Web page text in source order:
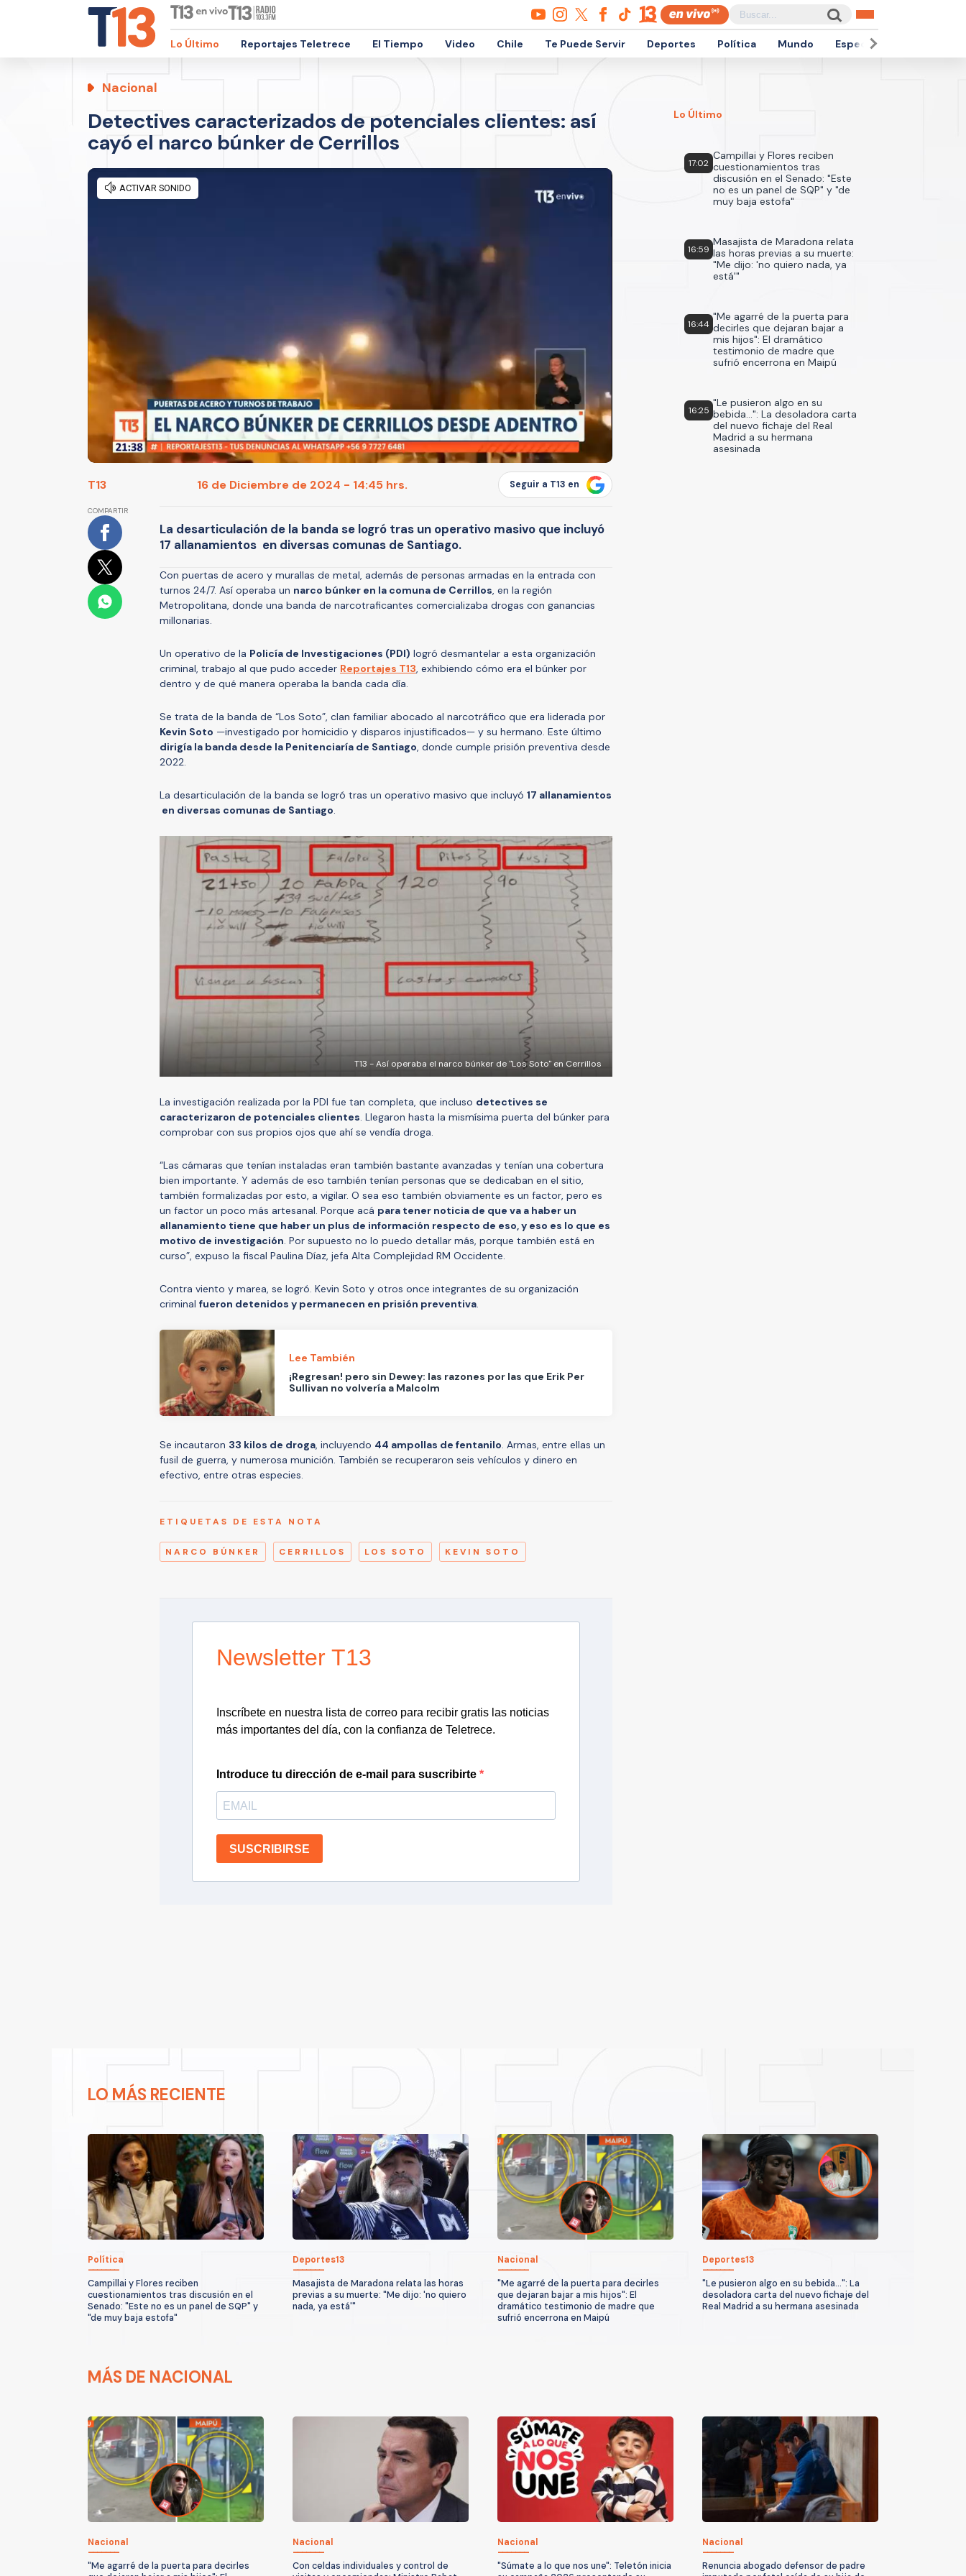
Lo Último Reportajes Teletrece El Tiempo Video Chile Te Puede Servir Deportes Política Mundo Espectáculos
Nacional
Detectives caracterizados de potenciales clientes: así
cayó el narco búnker de Cerrillos
T13 16 de Diciembre de 2024 - 14:45 hrs. Seguir a T13 en
COMPARTIR
La desarticulación de la banda se logró tras un operativo masivo que incluyó
17 allanamientos en diversas comunas de Santiago.
Con puertas de acero y murallas de metal, además de personas armadas en la entrada con
turnos 24/7. Así operaba un narco búnker en la comuna de Cerrillos, en la región
Metropolitana, donde una banda de narcotraficantes comercializaba drogas con ganancias
millonarias.
Un operativo de la Policía de Investigaciones (PDI) logró desmantelar a esta organización
criminal, trabajo al que pudo acceder Reportajes T13, exhibiendo cómo era el búnker por
dentro y de qué manera operaba la banda cada día.
Se trata de la banda de “Los Soto”, clan familiar abocado al narcotráfico que era liderada por
Kevin Soto —investigado por homicidio y disparos injustificados— y su hermano. Este último
dirigía la banda desde la Penitenciaría de Santiago, donde cumple prisión preventiva desde
2022.
La desarticulación de la banda se logró tras un operativo masivo que incluyó 17 allanamientos
en diversas comunas de Santiago.
T13 - Así operaba el narco búnker de "Los Soto" en Cerrillos
La investigación realizada por la PDI fue tan completa, que incluso detectives se
caracterizaron de potenciales clientes. Llegaron hasta la mismísima puerta del búnker para
comprobar con sus propios ojos que ahí se vendía droga.
“Las cámaras que tenían instaladas eran también bastante avanzadas y tenían una cobertura
bien importante. Y además de eso también tenían personas que se dedicaban en el sitio,
también formalizadas por esto, a vigilar. O sea eso también obviamente es un factor, pero es
un factor un poco más artesanal. Porque acá para tener noticia de que va a haber un
allanamiento tiene que haber un plus de información respecto de eso, y eso es lo que es
motivo de investigación. Por supuesto no lo puedo detallar más, porque también está en
curso”, expuso la fiscal Paulina Díaz, jefa Alta Complejidad RM Occidente.
Contra viento y marea, se logró. Kevin Soto y otros once integrantes de su organización
criminal fueron detenidos y permanecen en prisión preventiva.
Lee También
¡Regresan! pero sin Dewey: las razones por las que Erik Per
Sullivan no volvería a Malcolm
Se incautaron 33 kilos de droga, incluyendo 44 ampollas de fentanilo. Armas, entre ellas un
fusil de guerra, y numerosa munición. También se recuperaron seis vehículos y dinero en
efectivo, entre otras especies.
ETIQUETAS DE ESTA NOTA
NARCO BÚNKER CERRILLOS LOS SOTO KEVIN SOTO
Newsletter T13
Inscríbete en nuestra lista de correo para recibir gratis las noticias
más importantes del día, con la confianza de Teletrece.
Introduce tu dirección de e-mail para suscribirte
SUSCRIBIRSE
Lo Último
17:02
Campillai y Flores reciben
cuestionamientos tras
discusión en el Senado: "Este
no es un panel de SQP" y "de
muy baja estofa"
16:59
Masajista de Maradona relata
las horas previas a su muerte:
"Me dijo: 'no quiero nada, ya
está'"
16:44
"Me agarré de la puerta para
decirles que dejaran bajar a
mis hijos": El dramático
testimonio de madre que
sufrió encerrona en Maipú
16:25
"Le pusieron algo en su
bebida...": La desoladora carta
del nuevo fichaje del Real
Madrid a su hermana
asesinada
LO MÁS RECIENTE
Política
Campillai y Flores reciben
cuestionamientos tras discusión en el
Senado: "Este no es un panel de SQP" y
"de muy baja estofa"
Deportes13
Masajista de Maradona relata las horas
previas a su muerte: "Me dijo: 'no quiero
nada, ya está'"
Nacional
"Me agarré de la puerta para decirles
que dejaran bajar a mis hijos": El
dramático testimonio de madre que
sufrió encerrona en Maipú
Deportes13
"Le pusieron algo en su bebida...": La
desoladora carta del nuevo fichaje del
Real Madrid a su hermana asesinada
MÁS DE NACIONAL
Nacional
"Me agarré de la puerta para decirles
Nacional
Con celdas individuales y control de
Nacional
"Súmate a lo que nos une": Teletón inicia
Nacional
Renuncia abogado defensor de padre